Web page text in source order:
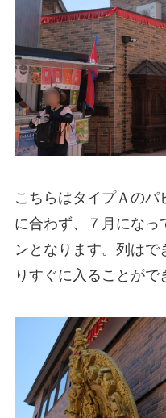
こちらはタイプＡのパ
に合わず、７月になっ
ンとなります。列はで
りすぐに入ることがで